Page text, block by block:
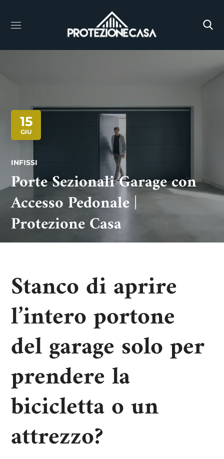
15
GIU
INFISSI
Porte Sezionali Garage con
Accesso Pedonale |
Protezione Casa
Stanco di aprire
l’intero portone
del garage solo per
prendere la
bicicletta o un
attrezzo?